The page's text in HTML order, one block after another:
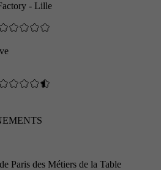
- Lille
Paris des Métiers de la Table